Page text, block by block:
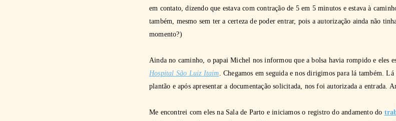
em contato, dizendo que estava com contração de 5 em 5 minutos e estava à
também, mesmo sem ter a certeza de poder entrar, pois a autorização ainda não
momento?)
Ainda no caminho, o papai Michel nos informou que a bolsa havia rompido e eles
Hospital São Luiz Itaim. Chegamos em seguida e nos dirigimos para lá também.
plantão e após apresentar a documentação solicitada, nos foi autorizada a entrada.
Me encontrei com eles na Sala de Parto e iniciamos o registro do andamento do